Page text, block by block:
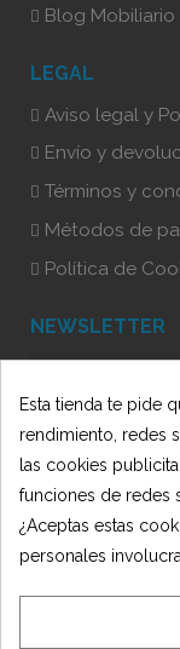
Blog Mobiliario
LEGAL
Aviso legal y
Envío y
Términos y
Métodos de
Política de
NEWSLETTER
He leído y acepto
© 2025
Esta tienda te pide
rendimiento, redes
las cookies
funciones de redes
¿Aceptas estas
personales